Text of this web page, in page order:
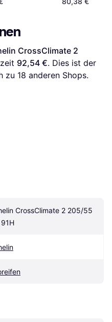
CrossClimate 2
92,54 €. Dies ist der
zu 18 anderen Shops.
CrossClimate 2 205/55